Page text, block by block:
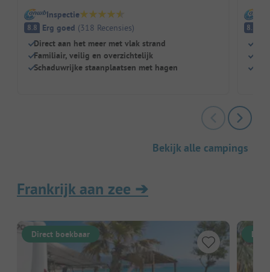
Inspectie
8.8 Erg goed (318 Recensies)
Direct aan het meer met vlak strand
Familiair, veilig en overzichtelijk
Schaduwrijke staanplaatsen met hagen
8.5
Bekijk alle campings
Frankrijk aan zee ➔
Direct boekbaar